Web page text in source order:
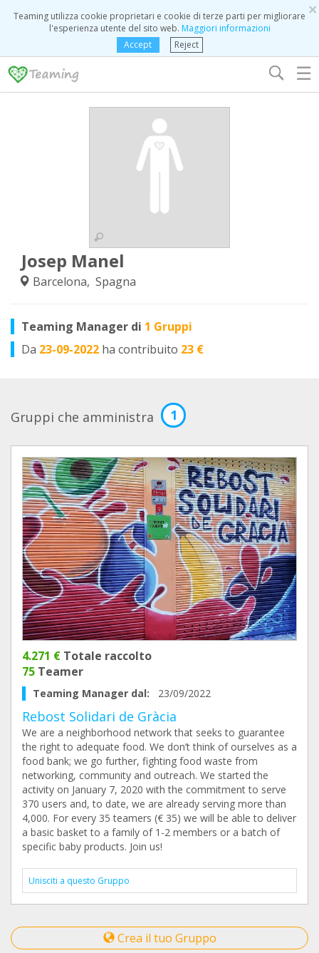
×
Teaming utilizza cookie proprietari e cookie di terze parti per migliorare
l'esperienza utente del sito web. Maggiori informazioni
Accept
Reject
☰
Josep Manel
Barcelona, Spagna
Teaming Manager di 1 Gruppi
Da 23-09-2022 ha contribuito 23 €
Gruppi che amministra 1
4.271 € Totale raccolto
75 Teamer
Teaming Manager dal: 23/09/2022
Rebost Solidari de Gràcia
We are a neighborhood network that seeks to guarantee
the right to adequate food. We don’t think of ourselves as a
food bank; we go further, fighting food waste from
networking, community and outreach. We started the
activity on January 7, 2020 with the commitment to serve
370 users and, to date, we are already serving more than
4,000. For every 35 teamers (€ 35) we will be able to deliver
a basic basket to a family of 1-2 members or a batch of
specific baby products. Join us!
Unisciti a questo Gruppo
Crea il tuo Gruppo